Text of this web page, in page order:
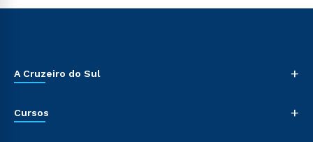
A Cruzeiro do Sul +
Cursos +